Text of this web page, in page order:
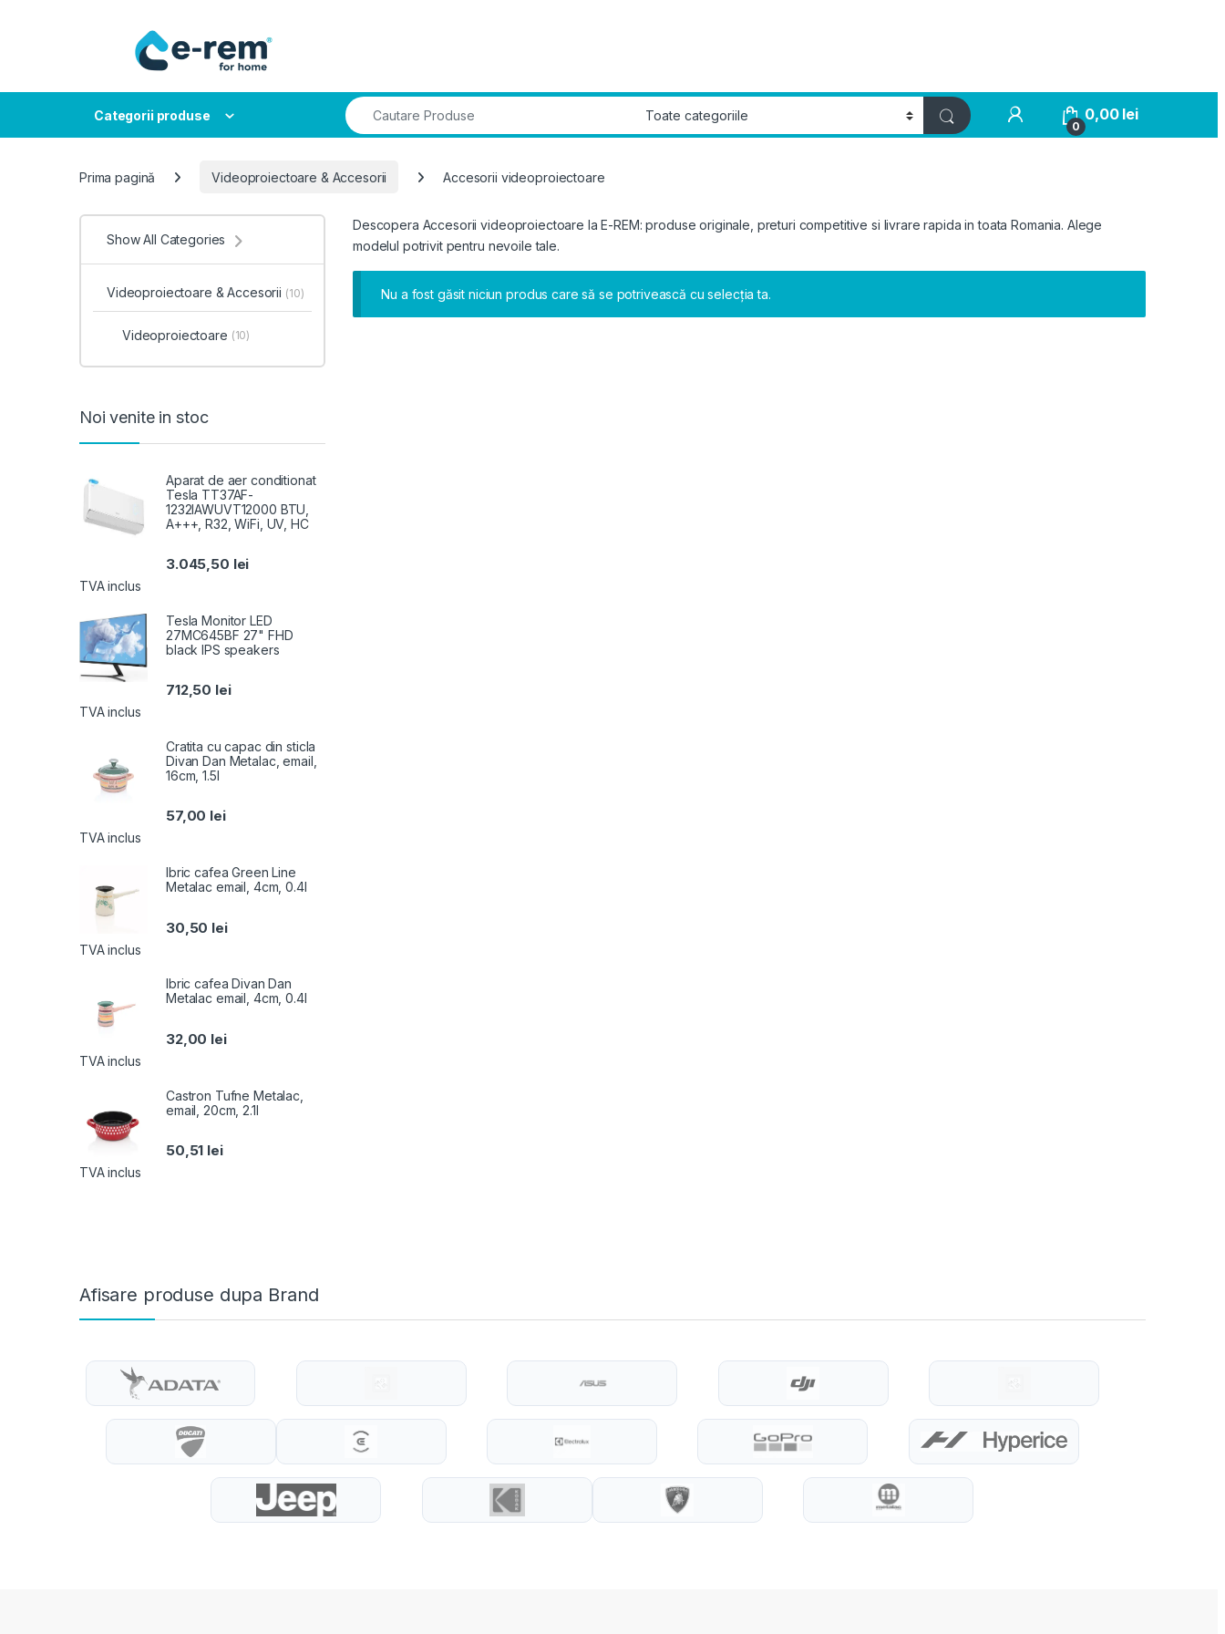
Categorii produse
Search for:
0
0,00 lei
Prima pagină Videoproiectoare & Accesorii Accesorii videoproiectoare
Descopera Accesorii videoproiectoare la E-REM: produse originale, preturi competitive si livrare rapida in toata Romania. Alege
modelul potrivit pentru nevoile tale.
Nu a fost găsit niciun produs care să se potrivească cu selecția ta.
Show All Categories
Videoproiectoare & Accesorii (10)
Videoproiectoare (10)
Noi venite in stoc
Aparat de aer conditionat
Tesla TT37AF-
1232IAWUVT12000 BTU,
A+++, R32, WiFi, UV, HC
3.045,50 lei
TVA inclus
Tesla Monitor LED
27MC645BF 27" FHD
black IPS speakers
712,50 lei
TVA inclus
Cratita cu capac din sticla
Divan Dan Metalac, email,
16cm, 1.5l
57,00 lei
TVA inclus
Ibric cafea Green Line
Metalac email, 4cm, 0.4l
30,50 lei
TVA inclus
Ibric cafea Divan Dan
Metalac email, 4cm, 0.4l
32,00 lei
TVA inclus
Castron Tufne Metalac,
email, 20cm, 2.1l
50,51 lei
TVA inclus
Afisare produse dupa Brand